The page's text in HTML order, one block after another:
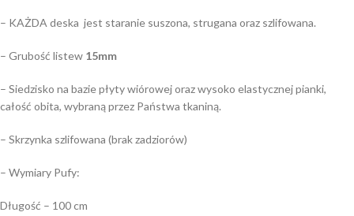
– KAŻDA deska jest staranie suszona, strugana oraz szlifowana.
– Grubość listew 15mm
– Siedzisko na bazie płyty wiórowej oraz wysoko elastycznej pianki,
całość obita, wybraną przez Państwa tkaniną.
– Skrzynka szlifowana (brak zadziorów)
– Wymiary Pufy:
Długość – 100 cm